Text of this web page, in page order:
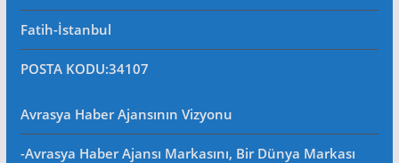
Fatih-İstanbul
POSTA KODU:34107
Avrasya Haber Ajansının Vizyonu
-Avrasya Haber Ajansı Markasını, Bir Dünya Markası